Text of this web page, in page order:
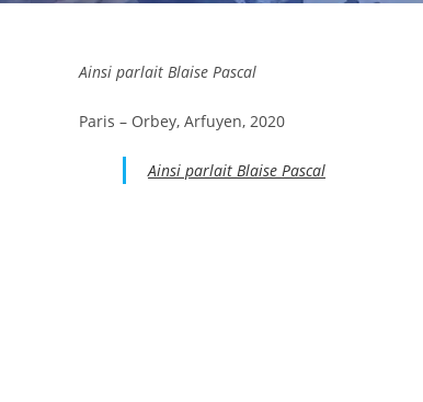
Ainsi parlait Blaise Pascal
Paris – Orbey, Arfuyen, 2020
Ainsi parlait Blaise Pascal